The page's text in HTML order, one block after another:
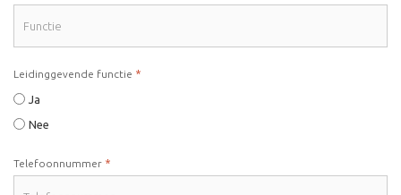
Leidinggevende functie *
Ja
Nee
Telefoonnummer *